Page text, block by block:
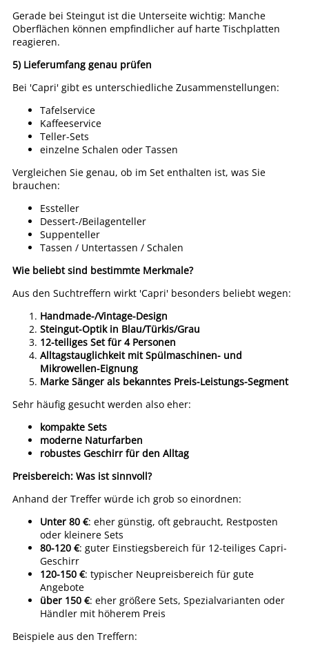
Gerade bei Steingut ist die Unterseite wichtig: Manche
Oberflächen können empfindlicher auf harte Tischplatten
reagieren.
5) Lieferumfang genau prüfen
Bei 'Capri' gibt es unterschiedliche Zusammenstellungen:
Tafelservice
Kaffeeservice
Teller-Sets
einzelne Schalen oder Tassen
Vergleichen Sie genau, ob im Set enthalten ist, was Sie
brauchen:
Essteller
Dessert-/Beilagenteller
Suppenteller
Tassen / Untertassen / Schalen
Wie beliebt sind bestimmte Merkmale?
Aus den Suchtreffern wirkt 'Capri' besonders beliebt wegen:
Handmade-/Vintage-Design
Steingut-Optik in Blau/Türkis/Grau
12-teiliges Set für 4 Personen
Alltagstauglichkeit mit Spülmaschinen- und
Mikrowellen-Eignung
Marke Sänger als bekanntes Preis-Leistungs-Segment
Sehr häufig gesucht werden also eher:
kompakte Sets
moderne Naturfarben
robustes Geschirr für den Alltag
Preisbereich: Was ist sinnvoll?
Anhand der Treffer würde ich grob so einordnen:
Unter 80 €: eher günstig, oft gebraucht, Restposten
oder kleinere Sets
80-120 €: guter Einstiegsbereich für 12-teiliges Capri-
Geschirr
120-150 €: typischer Neupreisbereich für gute
Angebote
über 150 €: eher größere Sets, Spezialvarianten oder
Händler mit höherem Preis
Beispiele aus den Treffern: